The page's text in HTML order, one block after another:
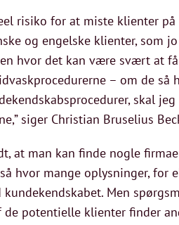
risiko for at miste klienter
og engelske klienter, som
hvor det kan være svært at
– om de
skal
siger Christian Bruselius
at man kan finde nogle
hvor mange oplysninger, for
Men
potentielle klienter finder